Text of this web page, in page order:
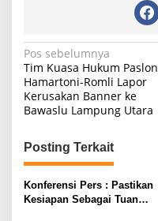
N
a
v
g
a
s
Pos sebelumnya
Tim Kuasa Hukum Paslon
Hamartoni-Romli Lapor
Kerusakan Banner ke
Bawaslu Lampung Utara
Posting Terkait
Konferensi Pers : Pastikan
Kesiapan Sebagai Tuan